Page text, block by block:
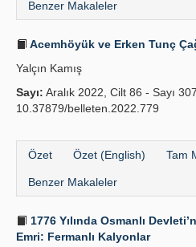
Benzer Makaleler
Acemhöyük ve Erken Tunç
Yalçın Kamış
Sayı: Aralık 2022, Cilt 86 - Sayı 307
10.37879/belleten.2022.779
Özet Özet (English) Tam
Benzer Makaleler
1776 Yılında Osmanlı
Emri: Fermanlı Kalyonlar